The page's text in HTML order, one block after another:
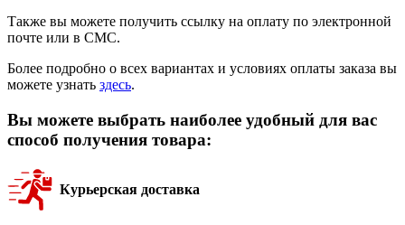
Также вы можете получить ссылку на оплату по электронной
почте или в СМС.
Более подробно о всех вариантах и условиях оплаты заказа вы
можете узнать здесь.
Вы можете выбрать наиболее удобный для вас
способ получения товара:
Курьерская доставка